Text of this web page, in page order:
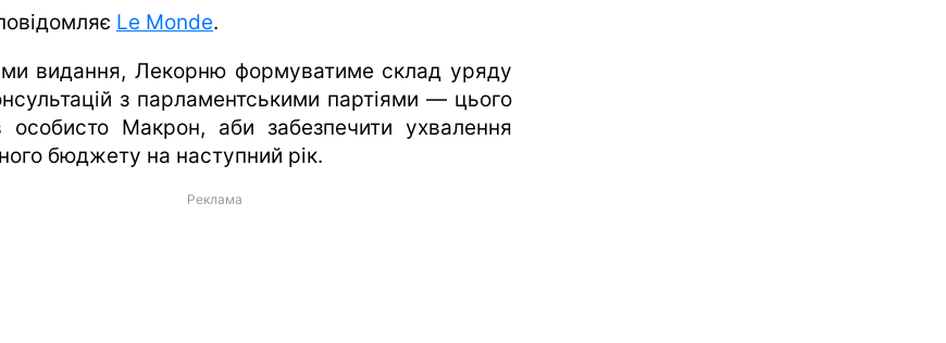
Le Monde.
видання, Лекорню формуватиме склад уряду
з парламентськими партіями — цього
особисто Макрон, аби забезпечити ухвалення
бюджету на наступний рік.
Реклама